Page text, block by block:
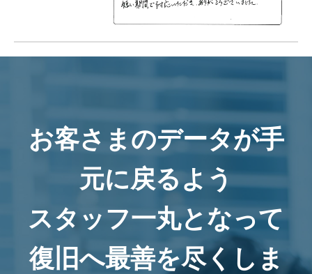
お客さまのデータが手
元に戻るよう
スタッフ一丸となって
復旧へ最善を尽くしま